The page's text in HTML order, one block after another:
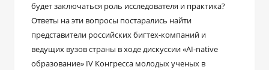
будет заключаться роль исследователя и практика?
Ответы на эти вопросы постарались найти
представители российских бигтех-компаний и
ведущих вузов страны в ходе дискуссии «AI-native
образование» IV Конгресса молодых ученых в